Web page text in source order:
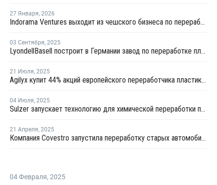
27 Января, 2026
Indorama Ventures выходит из чешского бизнеса по переработке отходов на фоне дефицита немецкого сырья
03 Сентября, 2025
LyondellBasell построит в Германии завод по переработке пластиковых отходов
21 Июля, 2025
Agilyx купит 44% акций европейского переработчика пластика GreenDot Global
04 Июля, 2025
Sulzer запускает технологию для химической переработки полистирола
21 Апреля, 2025
Компания Covestro запустила переработку старых автомобильных фар в поликарбонаты
04 Февраля, 2025